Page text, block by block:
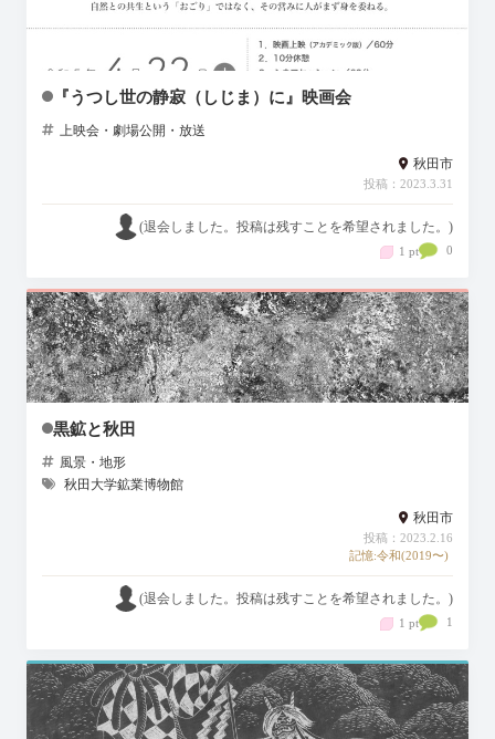
『うつし世の静寂（しじま）に』映画会
上映会・劇場公開・放送
秋田市
投稿：2023.3.31
(退会しました。投稿は残すことを希望されました。)
1 pt 0
黒鉱と秋田
風景・地形
秋田大学鉱業博物館
秋田市
投稿：2023.2.16
記憶:令和(2019〜)
(退会しました。投稿は残すことを希望されました。)
1 pt 1